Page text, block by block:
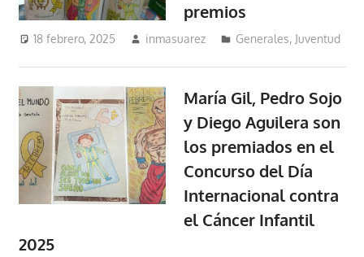
premios
18 febrero, 2025 inmasuarez Generales, Juventud
María Gil, Pedro Sojo
y Diego Aguilera son
los premiados en el
Concurso del Día
Internacional contra
el Cáncer Infantil
2025